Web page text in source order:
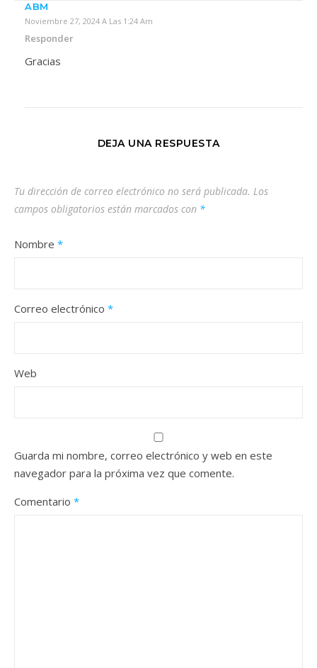
ABM
Noviembre 27, 2024 A Las 1:24 Am
Responder
Gracias
DEJA UNA RESPUESTA
Tu dirección de correo electrónico no será publicada. Los
campos obligatorios están marcados con *
Nombre *
Correo electrónico *
Web
Guarda mi nombre, correo electrónico y web en este
navegador para la próxima vez que comente.
Comentario *